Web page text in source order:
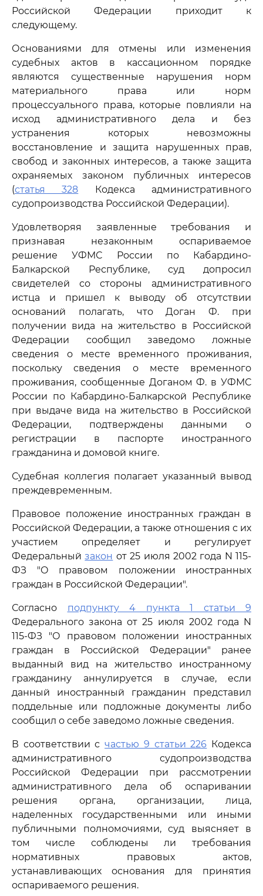
Российской Федерации приходит к
следующему.
Основаниями для отмены или изменения
судебных актов в кассационном порядке
являются существенные нарушения норм
материального права или норм
процессуального права, которые повлияли на
исход административного дела и без
устранения которых невозможны
восстановление и защита нарушенных прав,
свобод и законных интересов, а также защита
охраняемых законом публичных интересов
(статья 328 Кодекса административного
судопроизводства Российской Федерации).
Удовлетворяя заявленные требования и
признавая незаконным оспариваемое
решение УФМС России по Кабардино-
Балкарской Республике, суд допросил
свидетелей со стороны административного
истца и пришел к выводу об отсутствии
оснований полагать, что Доган Ф. при
получении вида на жительство в Российской
Федерации сообщил заведомо ложные
сведения о месте временного проживания,
поскольку сведения о месте временного
проживания, сообщенные Доганом Ф. в УФМС
России по Кабардино-Балкарской Республике
при выдаче вида на жительство в Российской
Федерации, подтверждены данными о
регистрации в паспорте иностранного
гражданина и домовой книге.
Судебная коллегия полагает указанный вывод
преждевременным.
Правовое положение иностранных граждан в
Российской Федерации, а также отношения с их
участием определяет и регулирует
Федеральныйзакон от 25 июля 2002 года N 115-
ФЗ "О правовом положении иностранных
граждан в Российской Федерации".
Согласно подпункту 4 пункта 1 статьи 9
Федерального закона от 25 июля 2002 года N
115-ФЗ "О правовом положении иностранных
граждан в Российской Федерации" ранее
выданный вид на жительство иностранному
гражданину аннулируется в случае, если
данный иностранный гражданин представил
поддельные или подложные документы либо
сообщил о себе заведомо ложные сведения.
В соответствии счастью 9 статьи 226 Кодекса
административного судопроизводства
Российской Федерации при рассмотрении
административного дела об оспаривании
решения органа, организации, лица,
наделенных государственными или иными
публичными полномочиями, суд выясняет в
том числе соблюдены ли требования
нормативных правовых актов,
устанавливающих основания для принятия
оспариваемого решения.